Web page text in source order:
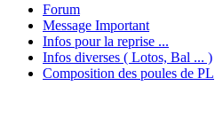
Forum
Message Important
Infos pour la reprise ...
Infos diverses ( Lotos, Bal ... )
Composition des poules de PL